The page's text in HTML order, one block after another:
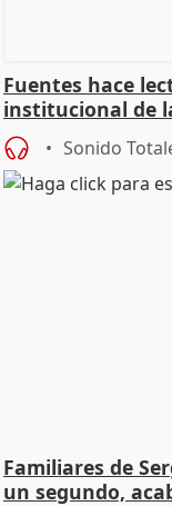
Fuentes hace
institucional de
Adamuz
Sonido
Familiares de
un segundo,